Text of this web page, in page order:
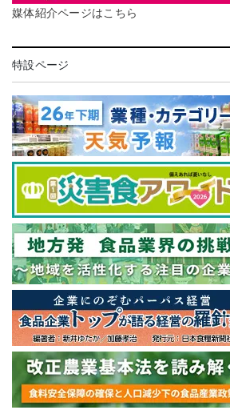
媒体紹介ページはこちら
特設ページ